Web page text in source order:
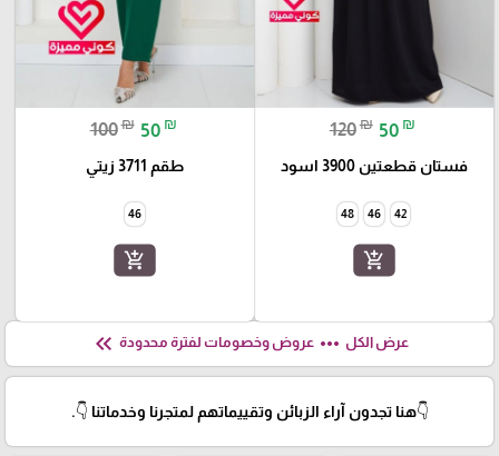
120₪ 50 ₪
فستان قطعتين 3900 اسود
42
46
48
add_shopping_cart
100₪ 50 ₪
طقم 3711 زيتي
46
add_shopping_cart
عرض الكل more_horiz عروض وخصومات لفترة محدودة keyboard_double_arrow_left
👇هنا تجدون آراء الزبائن وتقييماتهم لمتجرنا وخدماتنا 👇.